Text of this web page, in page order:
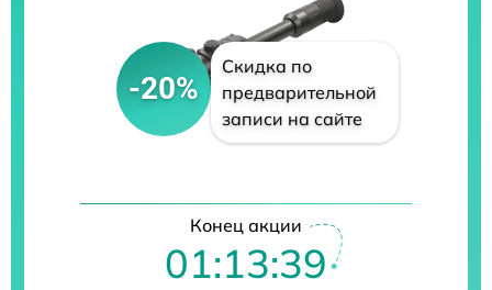
-20%
Скидка по
предварительной
записи на сайте
Конец акции
01:13:38